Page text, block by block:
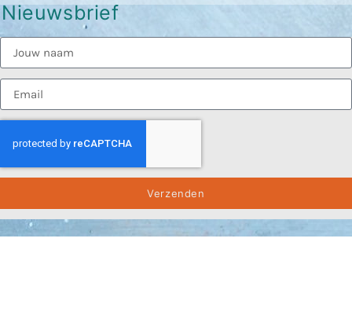
Nieuwsbrief
Verzenden